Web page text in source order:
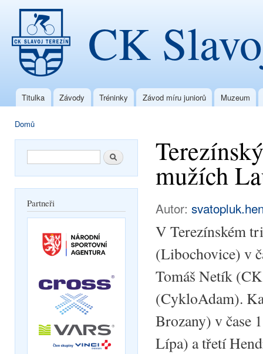
CK
Hlavní menu
Titulka Závody Tréninky Závod míru juniorů Muzeum
Domů
Vyhledávání Hledat
Partneři
mužích
Autor:
V Terezínském
(Libochovice) v
Tomáš Netík
(CykloAdam).
Brozany) v čase
Lípa) a třetí